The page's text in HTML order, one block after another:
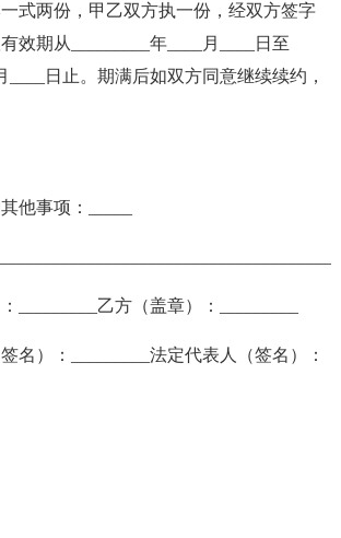
式两份，甲乙双方执一份，经双方签字
效期从_________年____月____日至
____日止。期满后如双方同意继续续约，
他事项：_____
_________乙方（盖章）：_________
名）：_________法定代表人（签名）：